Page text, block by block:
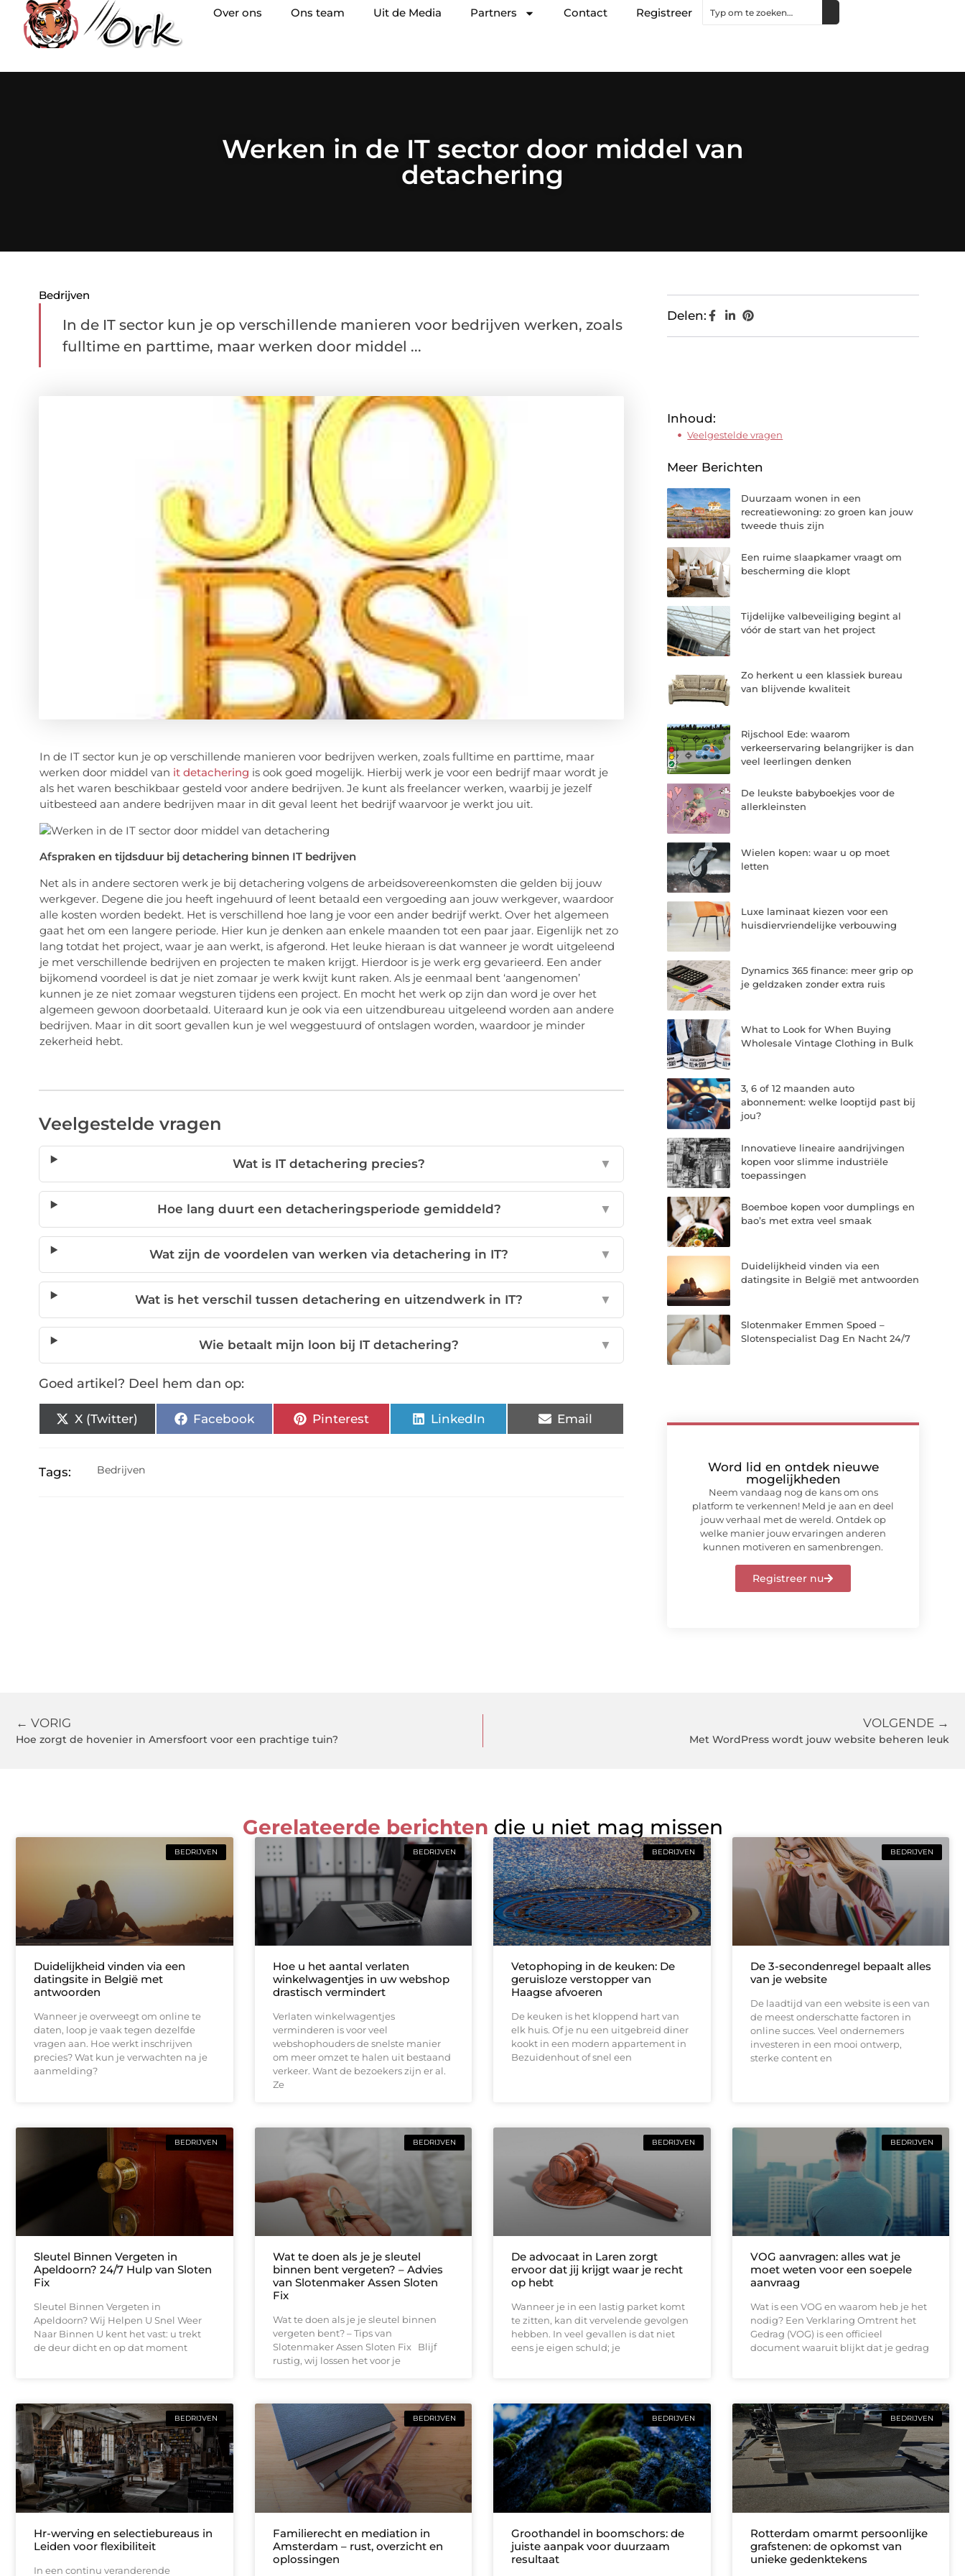
Over ons Ons team Uit de Media Partners Contact Registreer
Werken in de IT sector door middel van
detachering
Bedrijven
In de IT sector kun je op verschillende manieren voor bedrijven werken, zoals
fulltime en parttime, maar werken door middel ...
In de IT sector kun je op verschillende manieren voor bedrijven werken, zoals fulltime en parttime, maar
werken door middel van it detachering is ook goed mogelijk. Hierbij werk je voor een bedrijf maar wordt je
als het waren beschikbaar gesteld voor andere bedrijven. Je kunt als freelancer werken, waarbij je jezelf
uitbesteed aan andere bedrijven maar in dit geval leent het bedrijf waarvoor je werkt jou uit.
Afspraken en tijdsduur bij detachering binnen IT bedrijven
Net als in andere sectoren werk je bij detachering volgens de arbeidsovereenkomsten die gelden bij jouw
werkgever. Degene die jou heeft ingehuurd of leent betaald een vergoeding aan jouw werkgever, waardoor
alle kosten worden bedekt. Het is verschillend hoe lang je voor een ander bedrijf werkt. Over het algemeen
gaat het om een langere periode. Hier kun je denken aan enkele maanden tot een paar jaar. Eigenlijk net zo
lang totdat het project, waar je aan werkt, is afgerond. Het leuke hieraan is dat wanneer je wordt uitgeleend
je met verschillende bedrijven en projecten te maken krijgt. Hierdoor is je werk erg gevarieerd. Een ander
bijkomend voordeel is dat je niet zomaar je werk kwijt kunt raken. Als je eenmaal bent ‘aangenomen’
kunnen je ze niet zomaar wegsturen tijdens een project. En mocht het werk op zijn dan word je over het
algemeen gewoon doorbetaald. Uiteraard kun je ook via een uitzendbureau uitgeleend worden aan andere
bedrijven. Maar in dit soort gevallen kun je wel weggestuurd of ontslagen worden, waardoor je minder
zekerheid hebt.
Veelgestelde vragen
Wat is IT detachering precies? ▼
Hoe lang duurt een detacheringsperiode gemiddeld? ▼
Wat zijn de voordelen van werken via detachering in IT? ▼
Wat is het verschil tussen detachering en uitzendwerk in IT? ▼
Wie betaalt mijn loon bij IT detachering? ▼
Goed artikel? Deel hem dan op:
X (Twitter) Facebook Pinterest LinkedIn Email
Tags: Bedrijven
Delen:
Inhoud:
Veelgestelde vragen
Meer Berichten
Duurzaam wonen in een
recreatiewoning: zo groen kan jouw
tweede thuis zijn
Een ruime slaapkamer vraagt om
bescherming die klopt
Tijdelijke valbeveiliging begint al
vóór de start van het project
Zo herkent u een klassiek bureau
van blijvende kwaliteit
Rijschool Ede: waarom
verkeerservaring belangrijker is dan
veel leerlingen denken
De leukste babyboekjes voor de
allerkleinsten
Wielen kopen: waar u op moet
letten
Luxe laminaat kiezen voor een
huisdiervriendelijke verbouwing
Dynamics 365 finance: meer grip op
je geldzaken zonder extra ruis
What to Look for When Buying
Wholesale Vintage Clothing in Bulk
3, 6 of 12 maanden auto
abonnement: welke looptijd past bij
jou?
Innovatieve lineaire aandrijvingen
kopen voor slimme industriële
toepassingen
Boemboe kopen voor dumplings en
bao’s met extra veel smaak
Duidelijkheid vinden via een
datingsite in België met antwoorden
Slotenmaker Emmen Spoed –
Slotenspecialist Dag En Nacht 24/7
Word lid en ontdek nieuwe
mogelijkheden
Neem vandaag nog de kans om ons
platform te verkennen! Meld je aan en deel
jouw verhaal met de wereld. Ontdek op
welke manier jouw ervaringen anderen
kunnen motiveren en samenbrengen.
Registreer nu
← VORIG
Hoe zorgt de hovenier in Amersfoort voor een prachtige tuin?
VOLGENDE →
Met WordPress wordt jouw website beheren leuk
Gerelateerde berichten die u niet mag missen
BEDRIJVEN
Duidelijkheid vinden via een
datingsite in België met
antwoorden
Wanneer je overweegt om online te
daten, loop je vaak tegen dezelfde
vragen aan. Hoe werkt inschrijven
precies? Wat kun je verwachten na je
aanmelding?
BEDRIJVEN
Hoe u het aantal verlaten
winkelwagentjes in uw webshop
drastisch vermindert
Verlaten winkelwagentjes
verminderen is voor veel
webshophouders de snelste manier
om meer omzet te halen uit bestaand
verkeer. Want de bezoekers zijn er al.
Ze
BEDRIJVEN
Vetophoping in de keuken: De
geruisloze verstopper van
Haagse afvoeren
De keuken is het kloppend hart van
elk huis. Of je nu een uitgebreid diner
kookt in een modern appartement in
Bezuidenhout of snel een
BEDRIJVEN
De 3-secondenregel bepaalt alles
van je website
De laadtijd van een website is een van
de meest onderschatte factoren in
online succes. Veel ondernemers
investeren in een mooi ontwerp,
sterke content en
BEDRIJVEN
Sleutel Binnen Vergeten in
Apeldoorn? 24/7 Hulp van Sloten
Fix
Sleutel Binnen Vergeten in
Apeldoorn? Wij Helpen U Snel Weer
Naar Binnen U kent het vast: u trekt
de deur dicht en op dat moment
BEDRIJVEN
Wat te doen als je je sleutel
binnen bent vergeten? – Advies
van Slotenmaker Assen Sloten
Fix
Wat te doen als je je sleutel binnen
vergeten bent? – Tips van
Slotenmaker Assen Sloten Fix Blijf
rustig, wij lossen het voor je
BEDRIJVEN
De advocaat in Laren zorgt
ervoor dat jij krijgt waar je recht
op hebt
Wanneer je in een lastig parket komt
te zitten, kan dit vervelende gevolgen
hebben. In veel gevallen is dat niet
eens je eigen schuld; je
BEDRIJVEN
VOG aanvragen: alles wat je
moet weten voor een soepele
aanvraag
Wat is een VOG en waarom heb je het
nodig? Een Verklaring Omtrent het
Gedrag (VOG) is een officieel
document waaruit blijkt dat je gedrag
BEDRIJVEN
Hr-werving en selectiebureaus in
Leiden voor flexibiliteit
In een continu veranderende
BEDRIJVEN
Familierecht en mediation in
Amsterdam – rust, overzicht en
oplossingen
BEDRIJVEN
Groothandel in boomschors: de
juiste aanpak voor duurzaam
resultaat
BEDRIJVEN
Rotterdam omarmt persoonlijke
grafstenen: de opkomst van
unieke gedenktekens